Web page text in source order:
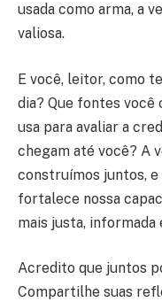
usada como arma, a
valiosa.
E você, leitor, como
dia? Que fontes você
usa para avaliar a
chegam até você? A
construímos juntos, e
fortalece nossa
mais justa, informada
Acredito que juntos
Compartilhe suas